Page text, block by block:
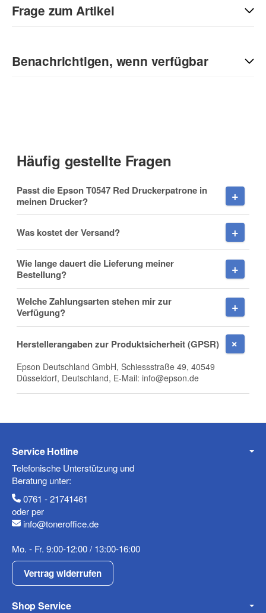
Sie Anderen bei der Kaufentscheidung:
Frage zum Artikel
Anrede
Nachname
Firma
E-Mail
Mobiltelefon
Fax
Benachrichtigen, wenn verfügbar
(* = Pflichtfelder)
Datenschutzerklärung
Benachrichtigung anfordern
Häufig gestellte Fragen
Passt die Epson T0547 Red Druckerpatrone in
meinen Drucker?
Was kostet der Versand?
Wie lange dauert die Lieferung meiner
Bestellung?
Welche Zahlungsarten stehen mir zur
Verfügung?
Herstellerangaben zur Produktsicherheit (GPSR)
Epson Deutschland GmbH, Schiessstraße 49, 40549
Düsseldorf, Deutschland, E-Mail: info@epson.de
Service Hotline
Telefonische Unterstützung und
Beratung unter:
0761 - 21741461
oder per
info@toneroffice.de
Mo. - Fr. 9:00-12:00 / 13:00-16:00
Vertrag widerrufen
Shop Service